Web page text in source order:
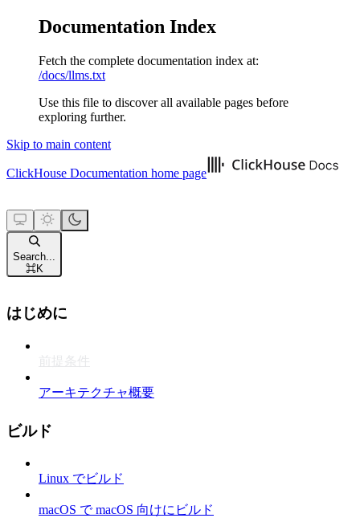
Documentation Index
Fetch the complete documentation index at:
/docs/llms.txt
Use this file to discover all available pages before
exploring further.
Skip to main content
ClickHouse Documentation home page
Search...
⌘K
はじめに
前提条件
アーキテクチャ概要
ビルド
Linux でビルド
macOS で macOS 向けにビルド